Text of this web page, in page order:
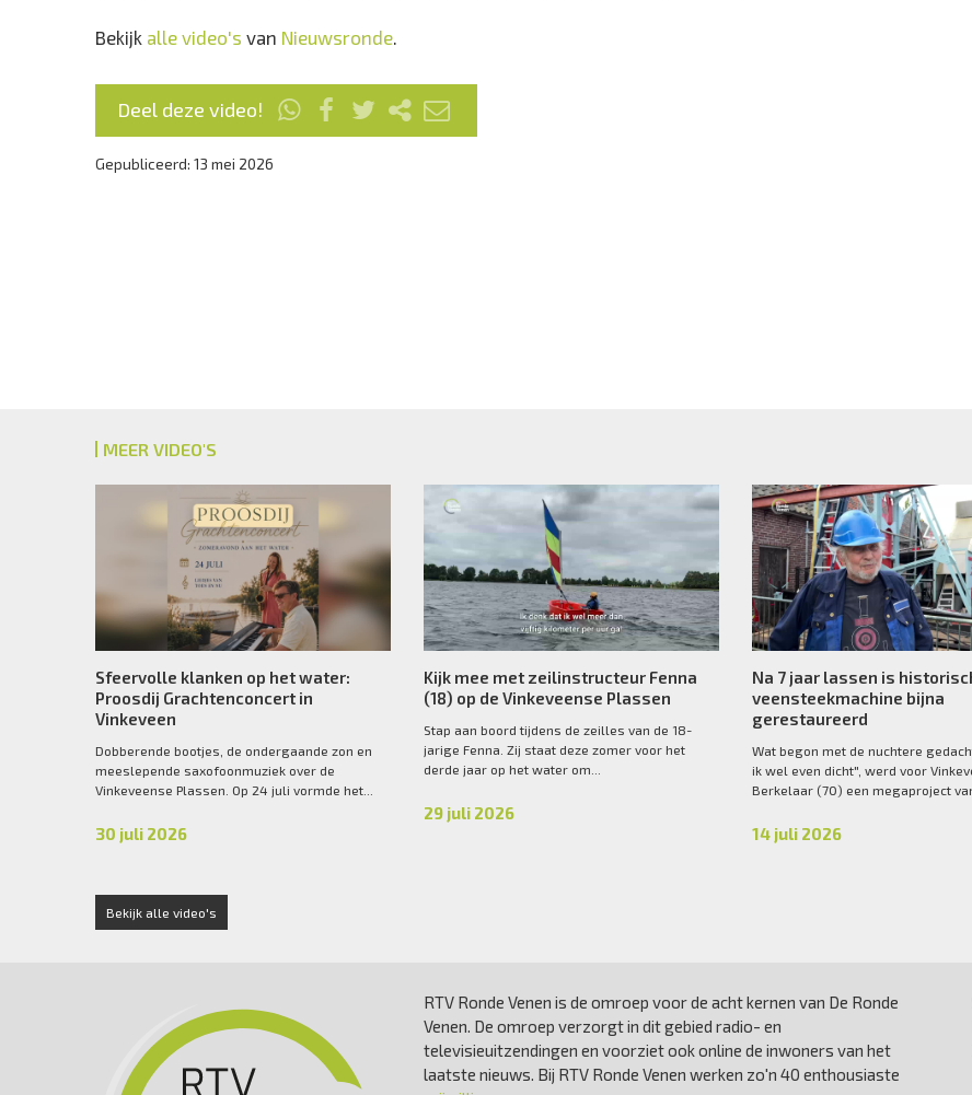
Bekijk alle video's van Nieuwsronde.
Deel deze video!
Gepubliceerd: 13 mei 2026
MEER VIDEO'S
Sfeervolle klanken op het water:
Proosdij Grachtenconcert in
Vinkeveen
Dobberende bootjes, de ondergaande zon en
meeslepende saxofoonmuziek over de
Vinkeveense Plassen. Op 24 juli vormde het...
30 juli 2026
Kijk mee met zeilinstructeur Fenna
(18) op de Vinkeveense Plassen
Stap aan boord tijdens de zeilles van de 18-
jarige Fenna. Zij staat deze zomer voor het
derde jaar op het water om...
29 juli 2026
Na 7 jaar lassen is
veensteekmachine bijna
gerestaureerd
Wat begon met de nuchtere
ik wel even dicht", werd voor
Berkelaar (70) een megaproject
14 juli 2026
Bekijk alle video's
RTV Ronde Venen is de omroep voor de acht kernen van De Ronde
Venen. De omroep verzorgt in dit gebied radio- en
televisieuitzendingen en voorziet ook online de inwoners van het
laatste nieuws. Bij RTV Ronde Venen werken zo'n 40 enthousiaste